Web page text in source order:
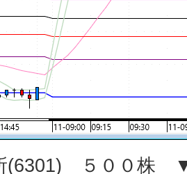
(6301) ５００株